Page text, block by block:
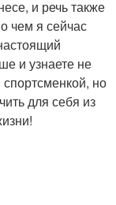
и речь также
чем я сейчас
и узнаете не
но
для себя из